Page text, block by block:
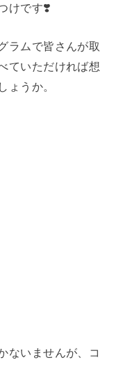
けです❣️
ラムで皆さんが取
ていただければ想
ょうか。
ないませんが、コ